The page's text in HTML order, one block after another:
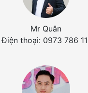
Mr Quân
Điện thoại: 0973 786